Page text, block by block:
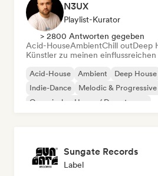
N3UX
Playlist-Kurator
> 2800 Antworten gegeben
Acid-HouseAmbientChill outDeep
Künstler zu meinen
Acid-House Ambient Deep House
Indie-Dance
Melodic &
Organischer House / Downtempo
Sungate Records
Label